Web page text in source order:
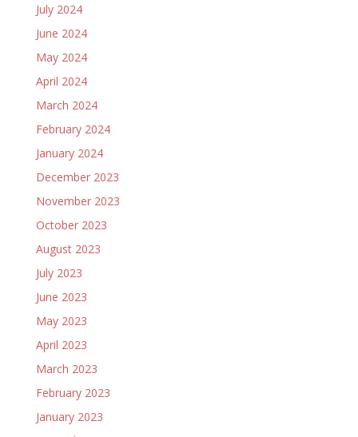
July 2024
June 2024
May 2024
April 2024
March 2024
February 2024
January 2024
December 2023
November 2023
October 2023
August 2023
July 2023
June 2023
May 2023
April 2023
March 2023
February 2023
January 2023